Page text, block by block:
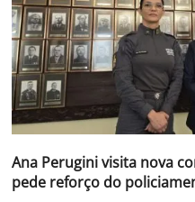
Ana Perugini visita nova
pede reforço do